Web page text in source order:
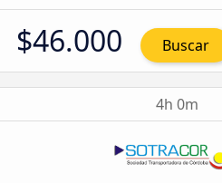
$46.000 Buscar
4h 0m